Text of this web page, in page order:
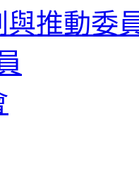
與推動委